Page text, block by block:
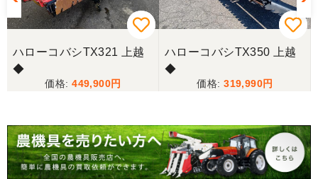
三重県／miraisann
写真と現物が違いすぎる
こちらの、対応も、よく、大変、満足、です。
三重県／谷本勝美
こちらの、対応、も、よくして、くれました。
ハローコバシTX321 上越
◆
449,900
ハローコバシTX350 上越
◆
319,990